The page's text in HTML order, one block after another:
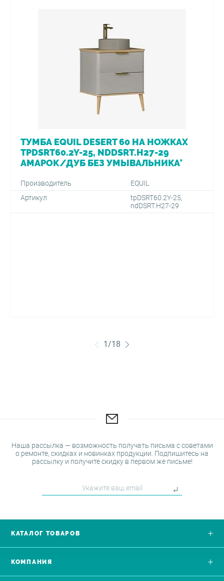
ТУМБА EQUIL DESERT 60 НА НОЖКАХ
TPDSRT60.2Y-25, NDDSRT.H27-29
АМАРОК/ДУБ БЕЗ УМЫВАЛЬНИКА*
Производитель
EQUIL
Артикул
tpDSRT60.2Y-25,
ndDSRT.H27-29
1/18
Наша рассылка — возможность получать письма с советами
о ремонте, скидках и новинках продукции. Подпишитесь на
рассылку и получите скидку в первом же письме!
КАТАЛОГ ТОВАРОВ
КОМПАНИЯ